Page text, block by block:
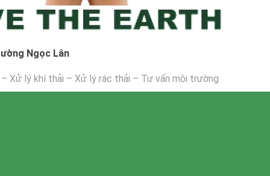
Ngọc Lân
Xử lý khí thải – Xử lý rác thải – Tư vấn môi trường